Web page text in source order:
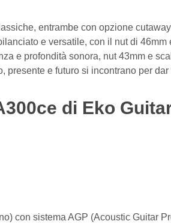
entrambe con opzione
e versatile, con il nut di
e profondità sonora, nut 43mm e
presente e futuro si incontrano per
di Eko
con sistema AGP (Acoustic Guitar